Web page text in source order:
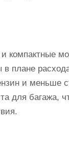
компактные
плане
и меньше
для багажа,